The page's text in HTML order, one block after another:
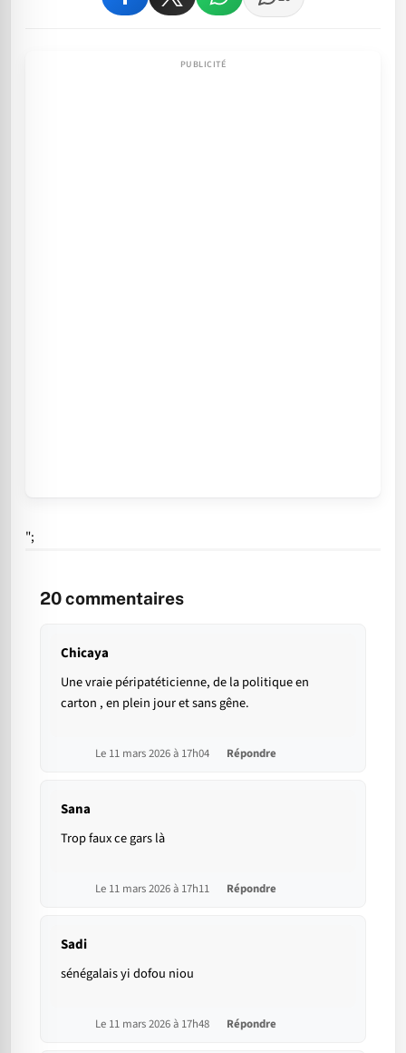
";
20commentaires
Chicaya
Une vraie péripatéticienne, de la politique en
carton , en plein jour et sans gêne.
Le 11 mars 2026 à 17h04 Répondre
Sana
Trop faux ce gars là
Le 11 mars 2026 à 17h11 Répondre
Sadi
sénégalais yi dofou niou
Le 11 mars 2026 à 17h48 Répondre